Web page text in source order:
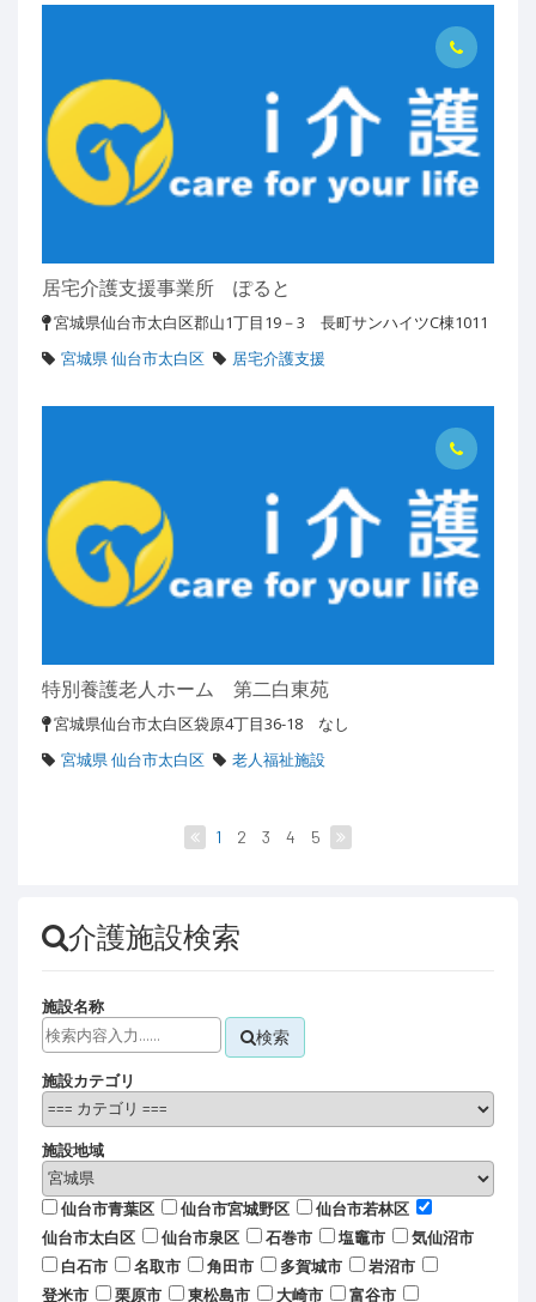
居宅介護支援事業所 ぽると
宮城県仙台市太白区郡山1丁目19－3 長町サンハイツC棟1011
宮城県 仙台市太白区
居宅介護支援
特別養護老人ホーム 第二白東苑
宮城県仙台市太白区袋原4丁目36-18 なし
宮城県 仙台市太白区
老人福祉施設
1 2 3 4 5
介護施設検索
施設名称
検索
施設カテゴリ
施設地域
仙台市青葉区 仙台市宮城野区
仙台市若林区
仙台市太白区
仙台市泉区 石巻市 塩竈市
気仙沼市
白石市
名取市 角田市 多賀城市
岩沼市
登米市
栗原市 東松島市 大崎市 富谷市